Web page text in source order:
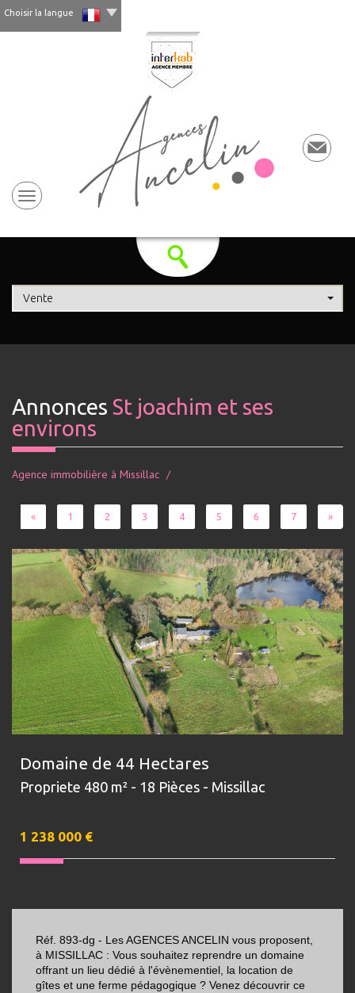
Choisir la langue
Vente
Annonces St joachim et ses
environs
Agence immobilière à Missillac
« 1 2 3 4 5 6 7 »
Domaine de 44 Hectares
Propriete 480 m² - 18 Pièces - Missillac
1 238 000 €
Réf. 893-dg - Les AGENCES ANCELIN vous proposent,
à MISSILLAC : Vous souhaitez reprendre un domaine
offrant un lieu dédié à l'évènementiel, la location de
gîtes et une ferme pédagogique ? Venez découvrir ce